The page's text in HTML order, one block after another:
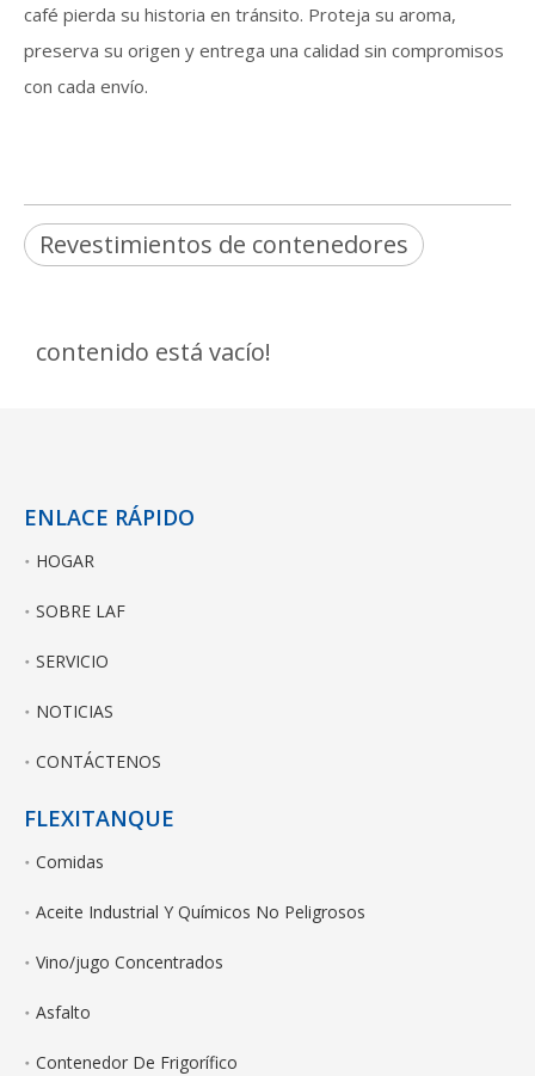
café pierda su historia en tránsito. Proteja su aroma,
preserva su origen y entrega una calidad sin compromisos
con cada envío.
Revestimientos de contenedores
contenido está vacío!
ENLACE RÁPIDO
HOGAR
SOBRE LAF
SERVICIO
NOTICIAS
CONTÁCTENOS
FLEXITANQUE
Comidas
Aceite Industrial Y Químicos No Peligrosos
Vino/jugo Concentrados
Asfalto
Contenedor De Frigorífico